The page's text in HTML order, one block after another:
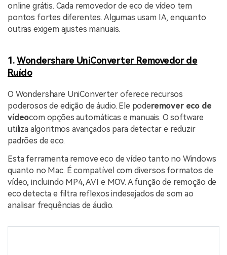
online grátis. Cada removedor de eco de vídeo tem
pontos fortes diferentes. Algumas usam IA, enquanto
outras exigem ajustes manuais.
1.Wondershare UniConverter Removedor de
Ruído
O Wondershare UniConverter oferece recursos
poderosos de edição de áudio. Ele poderemover eco de
vídeocom opções automáticas e manuais. O software
utiliza algoritmos avançados para detectar e reduzir
padrões de eco.
Esta ferramenta remove eco de vídeo tanto no Windows
quanto no Mac. É compatível com diversos formatos de
vídeo, incluindo MP4, AVI e MOV. A função de remoção de
eco detecta e filtra reflexos indesejados de som ao
analisar frequências de áudio.